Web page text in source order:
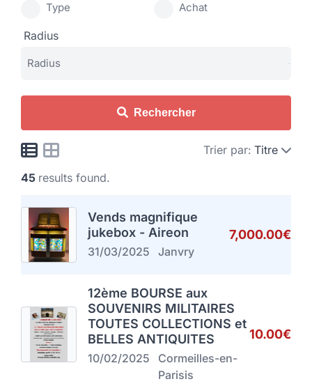
Type Achat
Radius
Rechercher
Trier par: Titre
45 results found.
Vends magnifique
jukebox - Aireon
31/03/2025 Janvry
7,000.00€
12ème BOURSE aux
SOUVENIRS MILITAIRES
TOUTES COLLECTIONS et
BELLES ANTIQUITES
10/02/2025
Cormeilles-en-
Parisis
10.00€